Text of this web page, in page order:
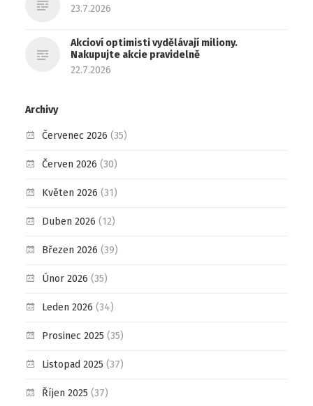
23.7.2026
Akcioví optimisti vydělávají miliony.
Nakupujte akcie pravidelně
22.7.2026
Archivy
Červenec 2026 (35)
Červen 2026 (30)
Květen 2026 (31)
Duben 2026 (12)
Březen 2026 (39)
Únor 2026 (35)
Leden 2026 (34)
Prosinec 2025 (35)
Listopad 2025 (37)
Říjen 2025 (37)